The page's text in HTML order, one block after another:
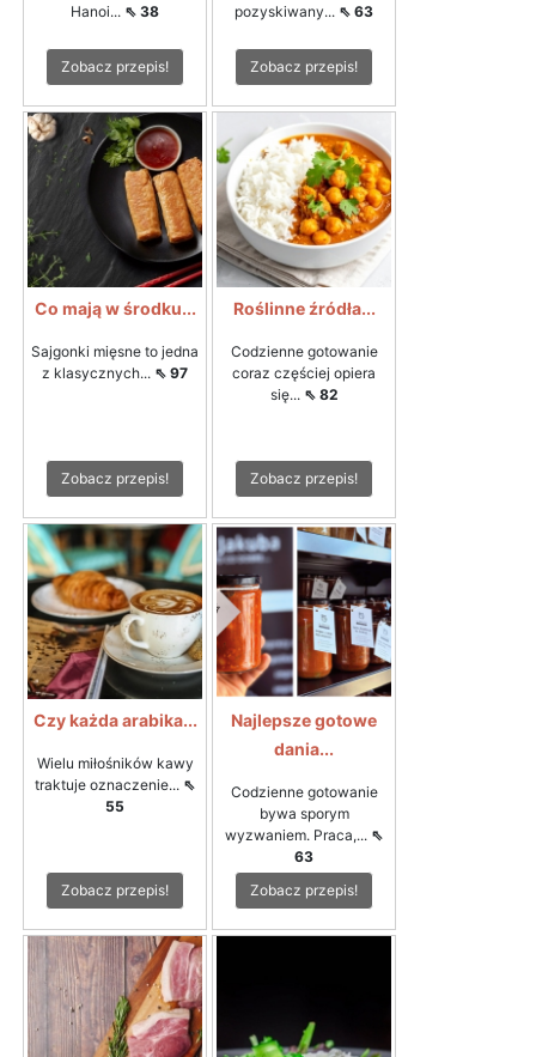
Hanoi... ⇖ 38
Zobacz przepis!
pozyskiwany... ⇖ 63
Zobacz przepis!
Co mają w środku...
Sajgonki mięsne to jedna
z klasycznych... ⇖ 97
Zobacz przepis!
Roślinne źródła...
Codzienne gotowanie
coraz częściej opiera
się... ⇖ 82
Zobacz przepis!
Czy każda arabika...
Wielu miłośników kawy
traktuje oznaczenie... ⇖
55
Zobacz przepis!
Najlepsze gotowe
dania...
Codzienne gotowanie
bywa sporym
wyzwaniem. Praca,... ⇖
63
Zobacz przepis!